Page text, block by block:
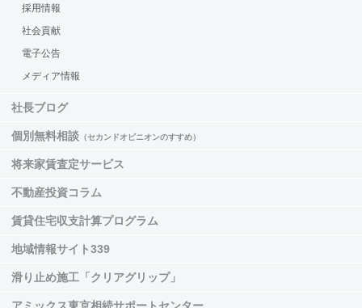
採用情報
社会貢献
電子公告
メディア情報
社長ブログ
個別無料相談 （セカンドオピニオンのすすめ）
将来家賃査定サービス
不動産投資コラム
賃貸住宅収支計算プログラム
地域情報サイト339
滑り止め施工「クリアグリップ」
アミックス東京相続サポートセンター